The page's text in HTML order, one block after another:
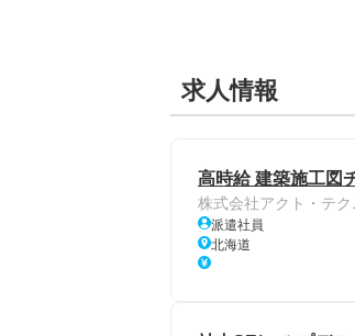
求人情報
高時給 建築施工図
株式会社アクト・テ
派遣社員
北海道